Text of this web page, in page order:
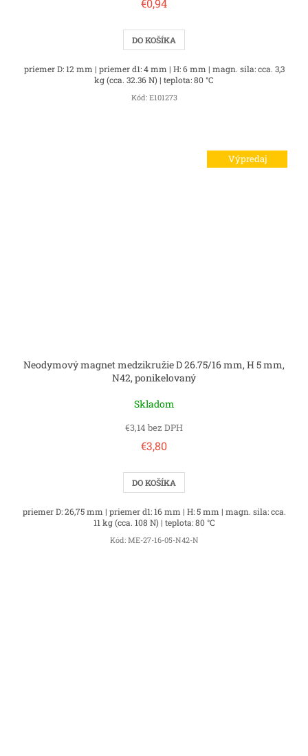
€0,94
DO KOŠÍKA
priemer D: 12 mm | priemer d1: 4 mm | H: 6 mm | magn. sila: cca. 3,3
kg (cca. 32.36 N) | teplota: 80 °C
Kód: E101273
Výpredaj
Neodymový magnet medzikružie D 26.75/16 mm, H 5 mm,
N42, ponikelovaný
Skladom
€3,14 bez DPH
€3,80
DO KOŠÍKA
priemer D: 26,75 mm | priemer d1: 16 mm | H: 5 mm | magn. sila: cca.
11 kg (cca. 108 N) | teplota: 80 °C
Kód: ME-27-16-05-N42-N